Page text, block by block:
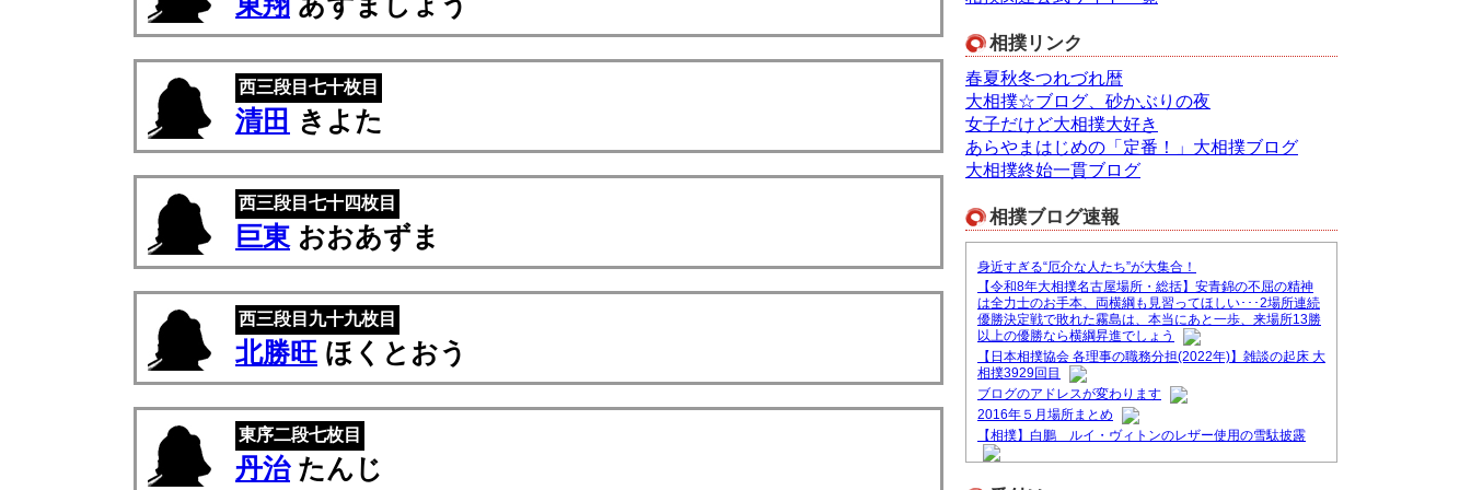
西三段目七十枚目
清田 きよた
西三段目七十四枚目
巨東 おおあずま
西三段目九十九枚目
北勝旺 ほくとおう
東序二段七枚目
丹治たんじ
相撲リンク
春夏秋冬つれづれ暦
大相撲☆ブログ、砂かぶりの夜
女子だけど大相撲大好き
あらやまはじめの「定番！」大相撲ブログ
大相撲終始一貫ブログ
相撲ブログ速報
身近すぎる“厄介な人たち”が大集合！
【令和8年大相撲名古屋場所・総括】安青錦の不屈の精神
は全力士のお手本、両横綱も見習ってほしい･･･2場所連続
優勝決定戦で敗れた霧島は、本当にあと一歩、来場所13勝
以上の優勝なら横綱昇進でしょう
【日本相撲協会 各理事の職務分担(2022年)】雑談の起床 大
相撲3929回目
ブログのアドレスが変わります
2016年５月場所まとめ
【相撲】白鵬 ルイ・ヴィトンのレザー使用の雪駄披露